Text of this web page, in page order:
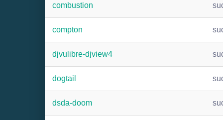
combustion
compton
djvulibre-djview4
dogtail
dsda-doom